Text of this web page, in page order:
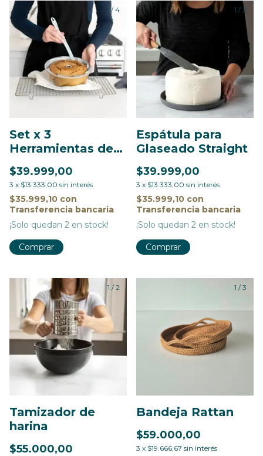
1 /4
Set x 3
Herramientas de
Bundts
$39.999,00
3 x $13.333,00 sin interés
$35.999,10 con
Transferencia bancaria
¡Solo quedan 2 en stock!
1 / 2
Espátula para
Glaseado Straight
$39.999,00
3 x $13.333,00 sin interés
$35.999,10 con
Transferencia bancaria
¡Solo quedan 2 en stock!
1 /2
Tamizador de
harina
$55.000,00
1 /3
Bandeja Rattan
$59.000,00
3 x $19.666,67 sin interés